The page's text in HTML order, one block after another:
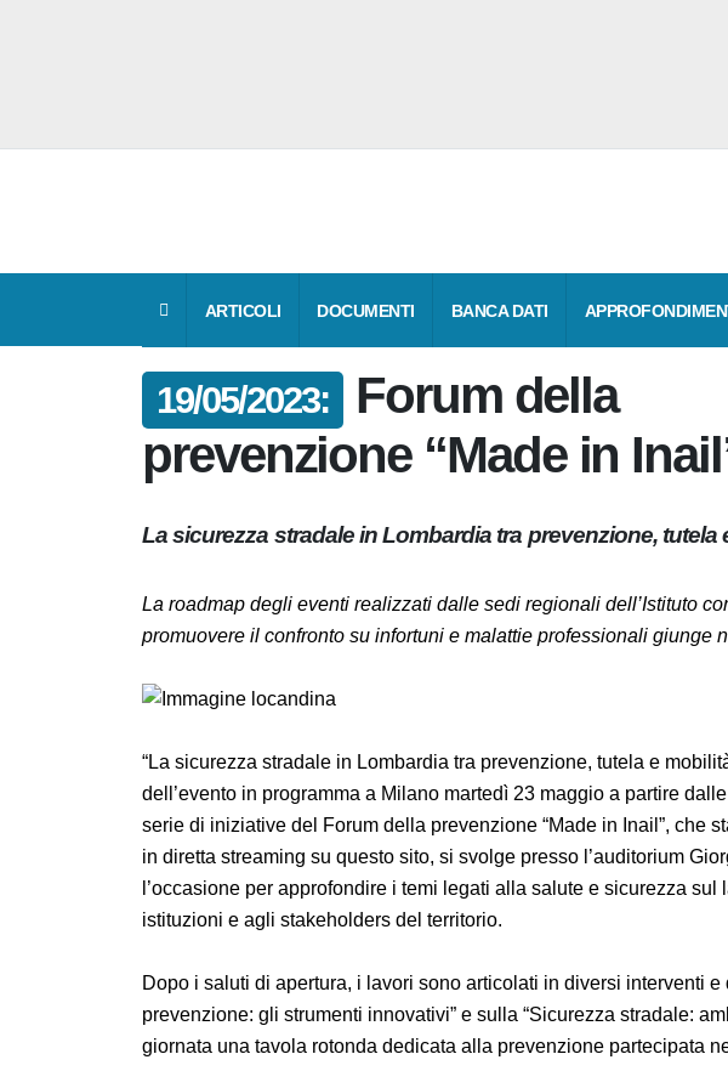
ARTICOLI DOCUMENTI BANCA DATI
19/05/2023:
Forum della
prevenzione “Made in
La sicurezza stradale in Lombardia tra prevenzione,
La roadmap degli eventi realizzati dalle sedi regionali
promuovere il confronto su infortuni e malattie professionali
“La sicurezza stradale in Lombardia tra prevenzione, tutela e
dell’evento in programma a Milano martedì 23 maggio a partire
della serie di iniziative del Forum della prevenzione “Made in
L’evento, fruibile in diretta streaming su questo sito, si svolge
Palazzo Pirelli e offre l’occasione per approfondire i temi legati
ai rappresentanti delle istituzioni e agli stakeholders del
Dopo i saluti di apertura, i lavori sono articolati in diversi
strategie della prevenzione: gli strumenti innovativi” e sulla
regionali”. Chiude la giornata una tavola rotonda dedicata alla